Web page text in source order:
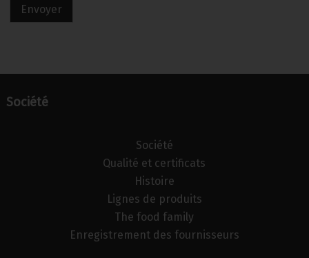
Envoyer
Société
Société
Qualité et certificats
Histoire
Lignes de produits
The food family
Enregistrement des fournisseurs